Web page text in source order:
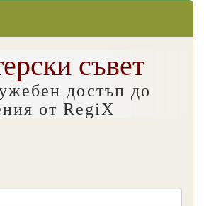
съвет
достъп до
от RegiX